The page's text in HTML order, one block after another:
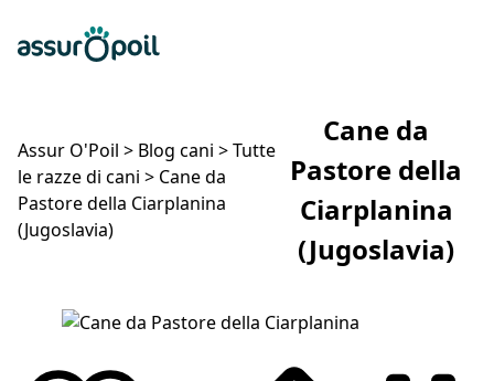
Assur O'Poil
Assur O'Poil > Blog cani >Tutte
le razze di cani > Cane da
Pastore della Ciarplanina
(Jugoslavia)
Cane da
Pastore della
Ciarplanina
(Jugoslavia)
Cane da Pastore della Ciarplanina (Jugoslavia)